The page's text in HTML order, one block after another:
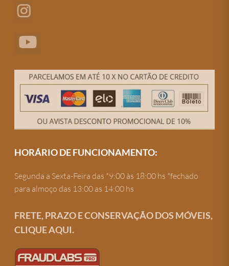
HORÁRIO DE FUNCIONAMENTO:
Segunda a Sexta-Feira das *9:00 às 18:00 hs *fechado
para almoço das 13:00 as 14:00 hs
FRETE, PRAZO E CONSERVAÇÃO DOS MÓVEIS,
CLIQUE AQUI.